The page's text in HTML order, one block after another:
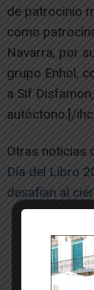
de patrocinio
como
Navarra, por
grupo Enhol,
a Sif
autóctono.[/
Otras noticias
Día del Libro
desafían al